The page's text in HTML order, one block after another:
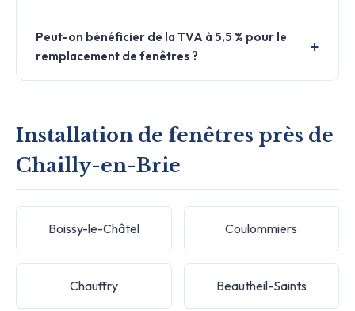
Peut-on bénéficier de la TVA à 5,5 % pour le
remplacement de fenêtres ?
Installation de fenêtres près de
Chailly-en-Brie
Boissy-le-Châtel Coulommiers
Chauffry Beautheil-Saints